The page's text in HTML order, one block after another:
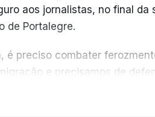
aos jornalistas, no final da
de Portalegre.
é preciso combater
e precisamos de